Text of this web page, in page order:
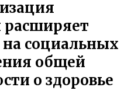
расширяет
на социальных
общей
о здоровье